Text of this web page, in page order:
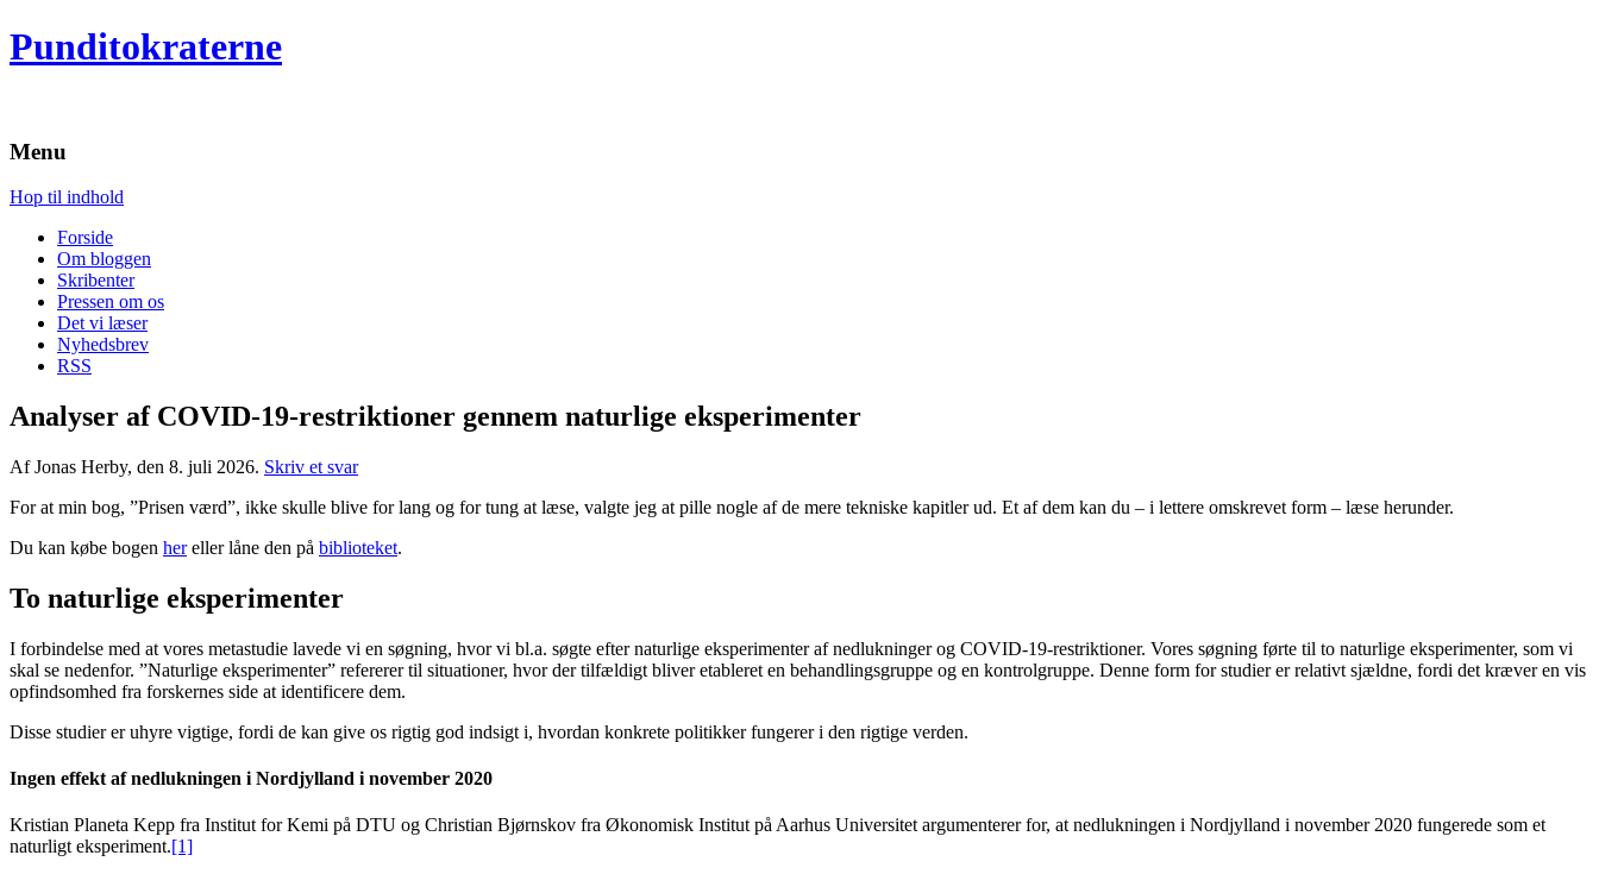
Punditokraterne
Menu
Hop til indhold
Forside
Om bloggen
Skribenter
Pressen om os
Det vi læser
Nyhedsbrev
RSS
Analyser af COVID-19-restriktioner gennem naturlige eksperimenter
Af Jonas Herby, den 8. juli 2026. Skriv et svar
For at min bog, ”Prisen værd”, ikke skulle blive for lang og for tung at læse, valgte jeg at pille nogle af de mere tekniske kapitler ud. Et af dem kan du – i lettere omskrevet form – læse herunder.
Du kan købe bogen hereller låne den på biblioteket.
To naturlige eksperimenter
I forbindelse med at vores metastudie lavede vi en søgning, hvor vi bl.a. søgte efter naturlige eksperimenter af nedlukninger og COVID-19-restriktioner. Vores søgning førte til to naturlige eksperimenter, som vi
skal se nedenfor. ”Naturlige eksperimenter” refererer til situationer, hvor der tilfældigt bliver etableret en behandlingsgruppe og en kontrolgruppe. Denne form for studier er relativt sjældne, fordi det kræver en vis
opfindsomhed fra forskernes side at identificere dem.
Disse studier er uhyre vigtige, fordi de kan give os rigtig god indsigt i, hvordan konkrete politikker fungerer i den rigtige verden.
Ingen effekt af nedlukningen i Nordjylland i november 2020
Kristian Planeta Kepp fra Institut for Kemi på DTU og Christian Bjørnskov fra Økonomisk Institut på Aarhus Universitet argumenterer for, at nedlukningen i Nordjylland i november 2020 fungerede som et
naturligt eksperiment.[1]